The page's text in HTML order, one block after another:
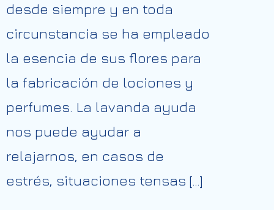
desde siempre y en toda
circunstancia se ha empleado
la esencia de sus flores para
la fabricación de lociones y
perfumes. La lavanda ayuda
nos puede ayudar a
relajarnos, en casos de
estrés, situaciones tensas […]